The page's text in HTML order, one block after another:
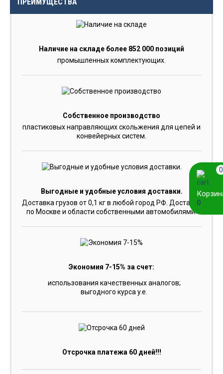
Наличие на складе более 852 000 позиций
промышленных комплектующих.
Собственное производство
пластиковых направляющих скольжения для цепей и
конвейерных систем.
Выгодные и удобные условия доставки.
Доставка грузов от 0,1 кг в любой город РФ. Доставка
по Москве и области собственными автомобилями.
Экономия 7-15% за счет:
использования качественных аналогов;
выгодного курса y.e.
Отсрочка платежа 60 дней!!!
0
0